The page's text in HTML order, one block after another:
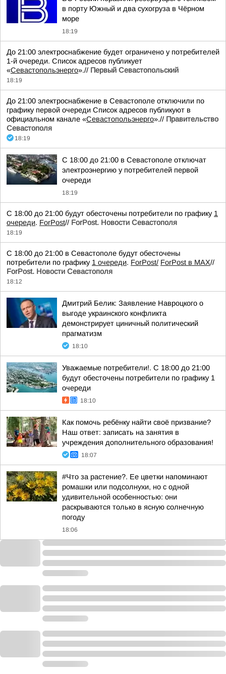
в порту Южный и два сухогруза в Чёрном
море
18:19
До 21:00 электроснабжение будет ограничено у потребителей
1-й очереди. Список адресов публикует
«Севастопольэнерго».// Первый Севастопольский
18:19
До 21:00 электроснабжение в Севастополе отключили по
графику первой очереди Список адресов публикуют в
официальном канале «Севастопольэнерго».// Правительство
Севастополя
18:19
С 18:00 до 21:00 в Севастополе отключат
электроэнергию у потребителей первой
очереди
18:19
С 18:00 до 21:00 будут обесточены потребители по графику 1
очереди. ForPost// ForPost. Новости Севастополя
18:19
С 18:00 до 21:00 в Севастополе будут обесточены
потребители по графику 1 очереди. ForPost/ ForPost в MAX//
ForPost. Новости Севастополя
18:12
Дмитрий Белик: Заявление Навроцкого о
выгоде украинского конфликта
демонстрирует циничный политический
прагматизм
18:10
Уважаемые потребители!. С 18:00 до 21:00
будут обесточены потребители по графику 1
очереди
18:10
Как помочь ребёнку найти своё призвание?
Наш ответ: записать на занятия в
учреждения дополнительного образования!
18:07
#Что за растение?. Ее цветки напоминают
ромашки или подсолнухи, но с одной
удивительной особенностью: они
раскрываются только в ясную солнечную
погоду
18:06